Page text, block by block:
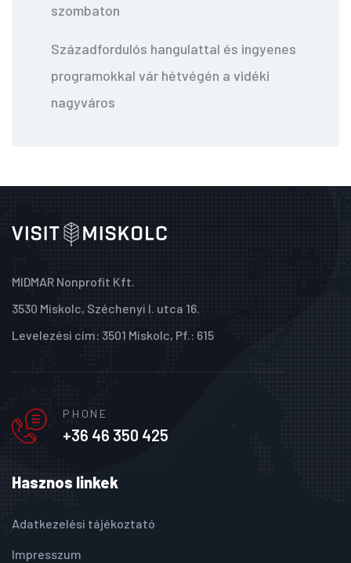
szombaton
Századfordulós hangulattal és ingyenes
programokkal vár hétvégén a vidéki
nagyváros
MIDMAR Nonprofit Kft.
3530 Miskolc, Széchenyi I. utca 16.
Levelezési cím: 3501 Miskolc, Pf.: 615
PHONE
+36 46 350 425
Hasznos linkek
Adatkezelési tájékoztató
Impresszum